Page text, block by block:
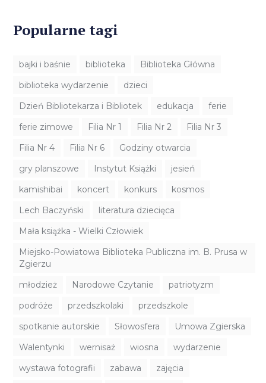
Popularne tagi
bajki i baśnie biblioteka
Biblioteka Główna
biblioteka wydarzenie
dzieci
Dzień Bibliotekarza i Bibliotek
edukacja
ferie
ferie zimowe
Filia Nr 1 Filia Nr 2
Filia Nr 3
Filia Nr 4
Filia Nr 6
Godziny otwarcia
gry planszowe
Instytut Książki
jesień
kamishibai
koncert konkurs
kosmos
Lech Baczyński
literatura dziecięca
Mała książka - Wielki Człowiek
Miejsko-Powiatowa Biblioteka Publiczna im. B. Prusa w
Zgierzu
młodzież
Narodowe Czytanie
patriotyzm
podróże
przedszkolaki
przedszkole
spotkanie autorskie
Słowosfera
Umowa Zgierska
Walentynki
wernisaż wiosna
wydarzenie
wystawa fotografii
zabawa
zajęcia